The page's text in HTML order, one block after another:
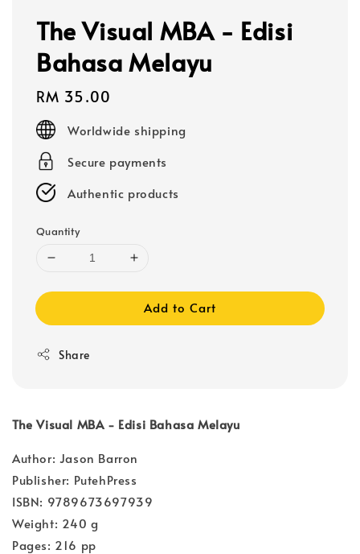
The Visual MBA - Edisi
Bahasa Melayu
Regular
price
RM 35.00
Worldwide shipping
Secure payments
Authentic products
Quantity
Add to Cart
Share
The Visual MBA - Edisi Bahasa Melayu
Author: Jason Barron
Publisher: PutehPress
ISBN: 9789673697939
Weight: 240 g
Pages: 216 pp